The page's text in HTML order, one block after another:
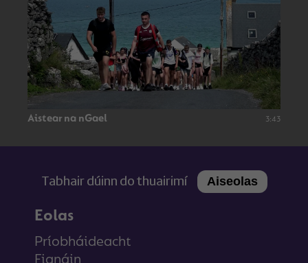
Aistear na nGael 3:43
Tabhair dúinn do thuairimí Aiseolas
Eolas
Príobháideacht